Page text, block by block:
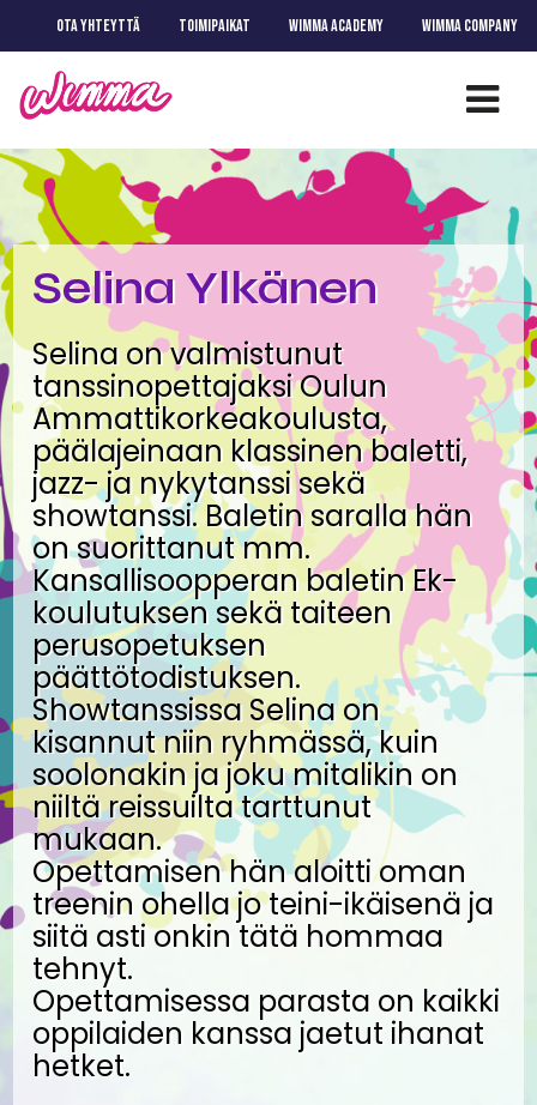
OTA YHTEYTTÄ TOIMIPAIKAT WIMMA ACADEMY WIMMA COMPANY
Selina Ylkänen
Selina on valmistunut
tanssinopettajaksi Oulun
Ammattikorkeakoulusta,
päälajeinaan klassinen baletti,
jazz- ja nykytanssi sekä
showtanssi. Baletin saralla hän
on suorittanut mm.
Kansallisoopperan baletin Ek-
koulutuksen sekä taiteen
perusopetuksen
päättötodistuksen.
Showtanssissa Selina on
kisannut niin ryhmässä, kuin
soolonakin ja joku mitalikin on
niiltä reissuilta tarttunut
mukaan.
Opettamisen hän aloitti oman
treenin ohella jo teini-ikäisenä ja
siitä asti onkin tätä hommaa
tehnyt.
Opettamisessa parasta on kaikki
oppilaiden kanssa jaetut ihanat
hetket.